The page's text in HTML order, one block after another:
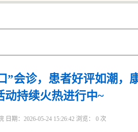
”会诊，患者好评如潮，
动持续火热进行中~
日期：2026-05-24 15:26:42 浏览： 0 次